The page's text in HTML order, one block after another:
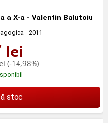
a X-a - Valentin Balutoiu
- 2011
lei
(-14,98%)
stoc